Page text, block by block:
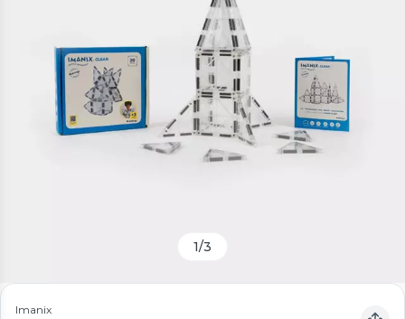
1/3
Imanix